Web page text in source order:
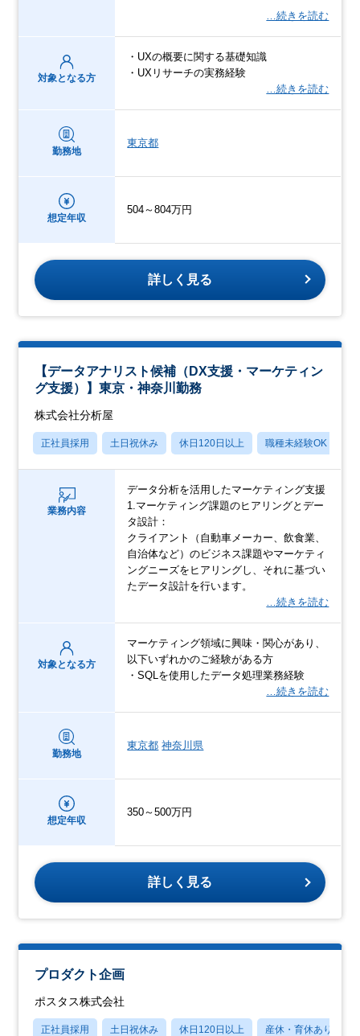
…続きを読む
対象となる方
・UXの概要に関する基礎知識
・UXリサーチの実務経験
…続きを読む
勤務地
東京都
想定年収
504～804万円
詳しく見る
【データアナリスト候補（DX支援・マーケティン
グ支援）】東京・神奈川勤務
株式会社分析屋
正社員採用 土日祝休み 休日120日以上 職種未経験OK
業務内容
データ分析を活用したマーケティング支援
1.マーケティング課題のヒアリングとデー
タ設計：
クライアント（自動車メーカー、飲食業、
自治体など）のビジネス課題やマーケティ
ングニーズをヒアリングし、それに基づい
たデータ設計を行います。
…続きを読む
対象となる方
マーケティング領域に興味・関心があり、
以下いずれかのご経験がある方
・SQLを使用したデータ処理業務経験
…続きを読む
勤務地
東京都 神奈川県
想定年収
350～500万円
詳しく見る
プロダクト企画
ポスタス株式会社
正社員採用 土日祝休み 休日120日以上 産休・育休あり